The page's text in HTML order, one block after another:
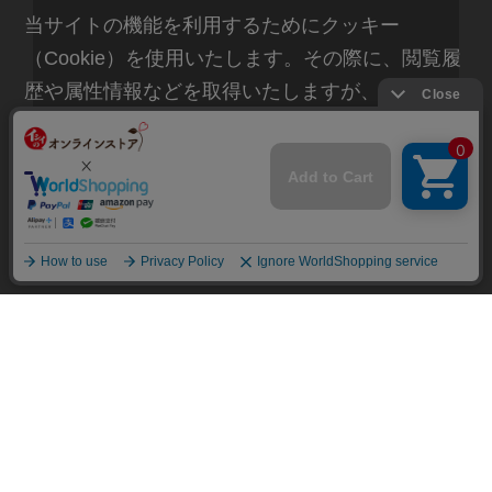
石井食品のホームページはこちら
原材料・産地など情報公開
当サイトの機能を利用するためにクッキー
（Cookie）を使用いたします。その際に、閲覧履
歴や属性情報などを取得いたしますが、お客様の
個人情報を特定することは行っておりません。詳
細に関しては「
」をお読み
ください。